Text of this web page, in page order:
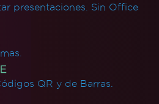
en IronPDF
a Base64
CVE
'using' de IronPDF
hipervínculos _blank en un
presentaciones. Sin Office
QR y de Barras.